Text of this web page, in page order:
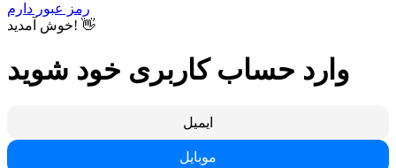
رمز عبور دارم
خوش آمدید! 👋
وارد حساب کاربری خود شوید
ایمیل
موبایل